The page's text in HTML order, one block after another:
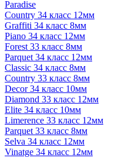
Paradise
Country 34 класс 12мм
Graffiti 34 класс 8мм
Piano 34 класс 12мм
Forest 33 класс 8мм
Parquet 34 класс 12мм
Classic 34 класс 8мм
Country 33 класс 8мм
Decor 34 класс 10мм
Diamond 33 класс 12мм
Elite 34 класс 10мм
Limerence 33 класс 12мм
Parquet 33 класс 8мм
Selva 34 класс 12мм
Vinatge 34 класс 12мм